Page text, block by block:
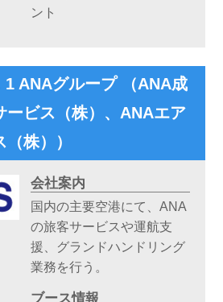
ント
1 ANAグループ （ANA成
ービス（株）、ANAエア
株））
会社案内
国内の主要空港にて、ANA
の旅客サービスや運航支
援、グランドハンドリング
業務を行う。
ブース情報